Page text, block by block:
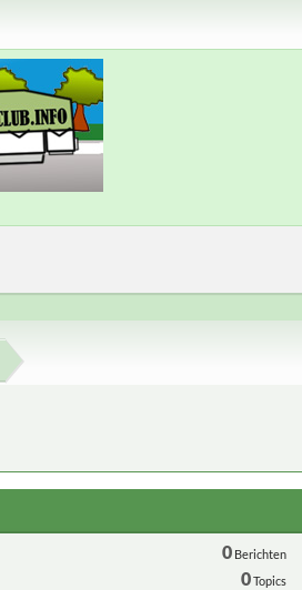
0Berichten
0Topics